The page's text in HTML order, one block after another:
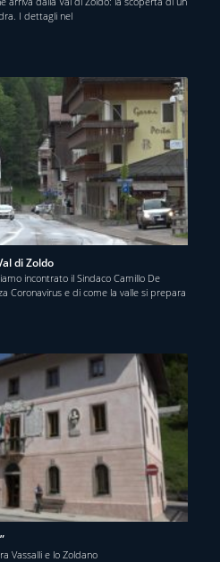
I dettagli nel
di Zoldo
incontrato il Sindaco Camillo De
Coronavirus e di come la valle si prepara
Vassalli e lo Zoldano